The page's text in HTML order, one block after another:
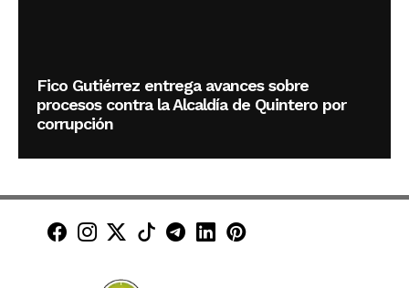
Fico Gutiérrez entrega avances sobre
procesos contra la Alcaldía de Quintero por
corrupción
Minuto30 en Facebook
Minuto30 en Instagram
Minuto30 en X (Twitter)
Minuto30 en TikTok
Canal de Minuto30 en
Minuto30 en LinkedIn
Minuto30 en